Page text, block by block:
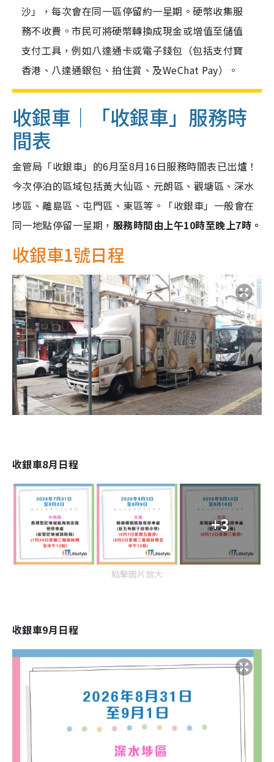
沙」，每次會在同一區停留約一星期。硬幣收集服
務不收費。市民可將硬幣轉換成現金或增值至儲值
支付工具，例如八達通卡或電子錢包（包括支付寶
香港、八達通銀包、拍住賞、及WeChat Pay）。
收銀車｜「收銀車」服務時
間表
金管局「收銀車」的6月至8月16日服務時間表已出爐！
今次停泊的區域包括黃大仙區、元朗區、觀塘區、深水
埗區、離島區、屯門區、東區等。「收銀車」一般會在
同一地點停留一星期， 服務時間由上午10時至晚上7時。
收銀車1號日程
收銀車8月日程
+3
點擊圖片放大
收銀車9月日程